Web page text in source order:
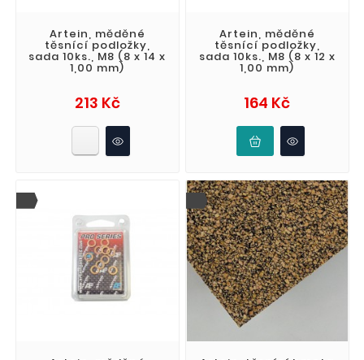
Artein, měděné
těsnící podložky,
sada 10ks., M8 (8 x 14 x
1,00 mm)
213 KčCena
Artein, měděné
těsnící podložky,
sada 10ks., M8 (8 x 12 x
1,00 mm)
164 KčCena